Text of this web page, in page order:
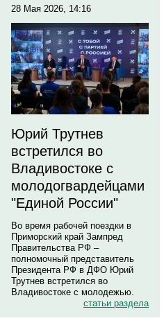
28 Мая 2026, 14:16
Юрий Трутнев
встретился во
Владивостоке с
молодогвардейцами
"Единой России"
Во время рабочей поездки в
Приморский край Зампред
Правительства РФ –
полномочный представитель
Президента РФ в ДФО Юрий
Трутнев встретился во
Владивостоке с молодежью.
статьи раздела